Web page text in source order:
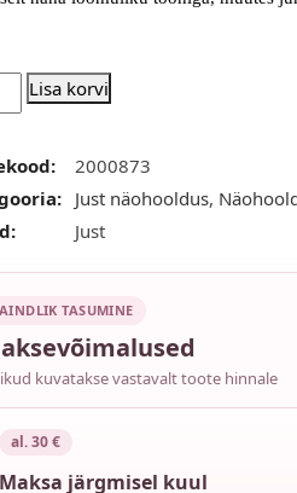
Lisa korvi
2000873
Just näohooldus,
Just
TASUMINE
kuvatakse vastavalt toote hinnale
al. 30 €
Maksa järgmisel kuul